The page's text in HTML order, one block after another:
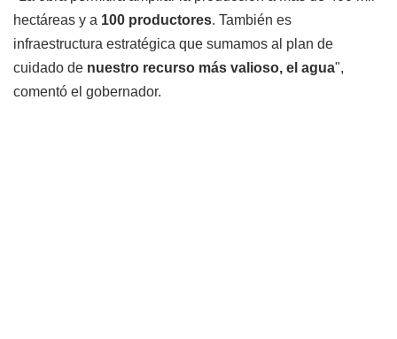
hectáreas y a 100 productores. También es
infraestructura estratégica que sumamos al plan de
cuidado de nuestro recurso más valioso, el agua",
comentó el gobernador.